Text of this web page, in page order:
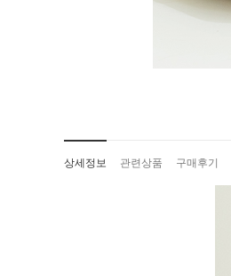
상세정보 관련상품 구매후기